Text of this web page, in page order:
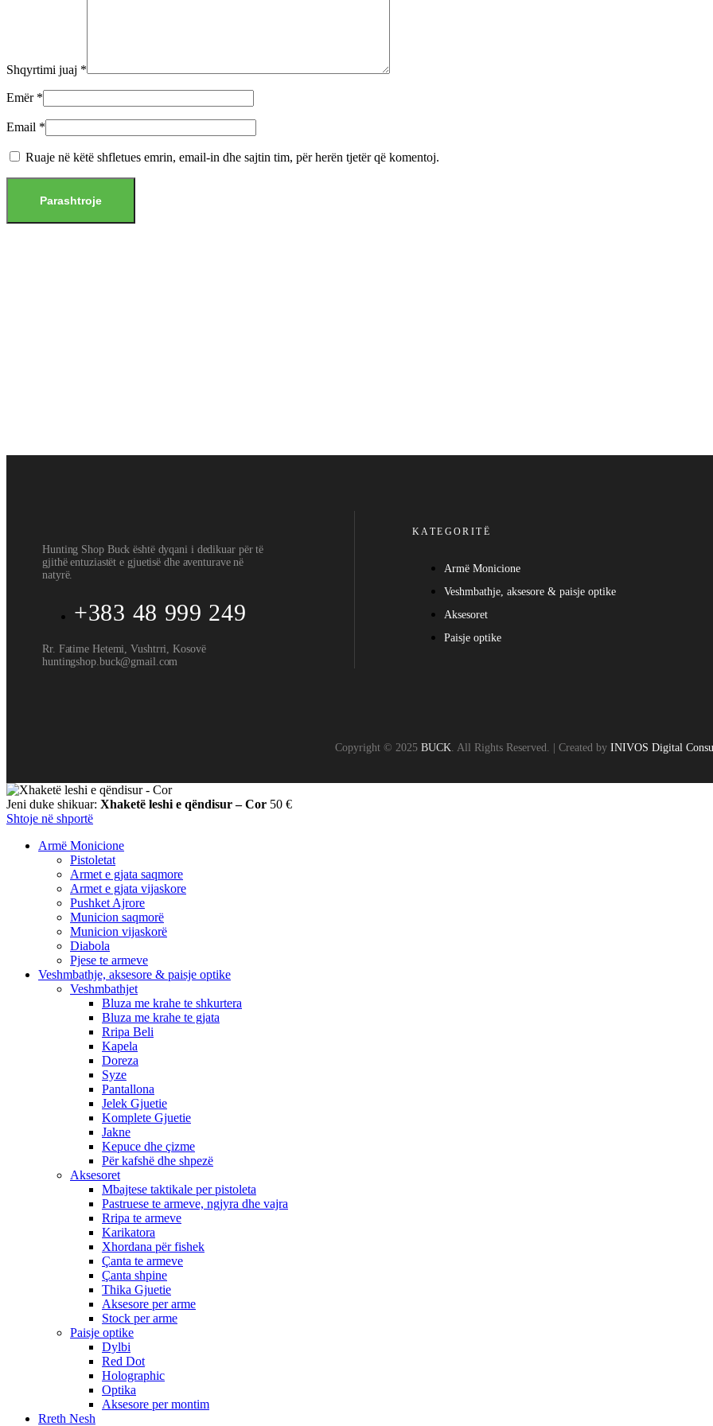
Shqyrtimi juaj *
Emër *
Email *
Ruaje në këtë shfletues emrin, email-in dhe sajtin tim, për herën tjetër që komentoj.
Hunting Shop Buck është dyqani i dedikuar për të
gjithë entuziastët e gjuetisë dhe aventurave në
natyrë.
+383 48 999 249
Rr. Fatime Hetemi, Vushtrri, Kosovë
huntingshop.buck@gmail.com
KATEGORITË
Armë Monicione
Veshmbathje, aksesore & paisje optike
Aksesoret
Paisje optike
Copyright © 2025 BUCK. All Rights Reserved. | Created by INIVOS Digital
Jeni duke shikuar: Xhaketë leshi e qëndisur – Cor 50 €
Shtoje në shportë
Armë Monicione
Pistoletat
Armet e gjata saqmore
Armet e gjata vijaskore
Pushket Ajrore
Municion saqmorë
Municion vijaskorë
Diabola
Pjese te armeve
Veshmbathje, aksesore & paisje optike
Veshmbathjet
Bluza me krahe te shkurtera
Bluza me krahe te gjata
Rripa Beli
Kapela
Doreza
Syze
Pantallona
Jelek Gjuetie
Komplete Gjuetie
Jakne
Kepuce dhe çizme
Për kafshë dhe shpezë
Aksesoret
Mbajtese taktikale per pistoleta
Pastruese te armeve, ngjyra dhe vajra
Rripa te armeve
Karikatora
Xhordana për fishek
Çanta te armeve
Çanta shpine
Thika Gjuetie
Aksesore per arme
Stock per arme
Paisje optike
Dylbi
Red Dot
Holographic
Optika
Aksesore per montim
Rreth Nesh